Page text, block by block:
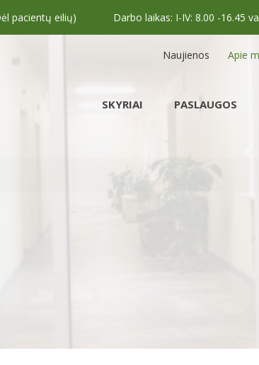
pacientų eilių) Darbo laikas: I-IV: 8.00 -16.45
Naujienos Apie
SKYRIAI PASLAUGOS